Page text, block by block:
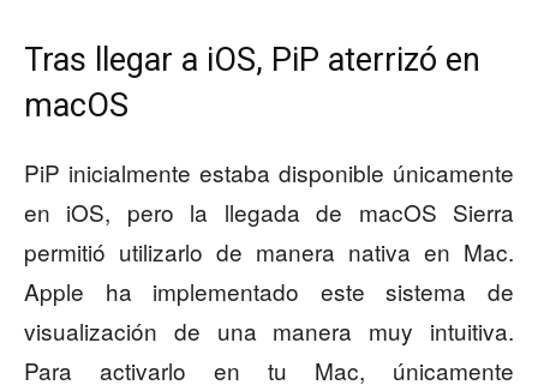
Tras llegar a iOS, PiP aterrizó en
macOS
PiP inicialmente estaba disponible únicamente
en iOS, pero la llegada de macOS Sierra
permitió utilizarlo de manera nativa en Mac.
Apple ha implementado este sistema de
visualización de una manera muy intuitiva.
Para activarlo en tu Mac, únicamente